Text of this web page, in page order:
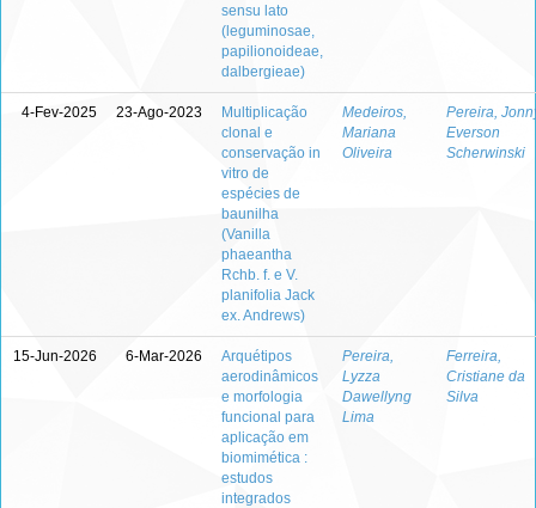
sensu lato
(leguminosae,
papilionoideae,
dalbergieae)
4-Fev-2025 23-Ago-2023
Multiplicação
clonal e
conservação in
vitro de
espécies de
baunilha
(Vanilla
phaeantha
Rchb. f. e V.
planifolia Jack
ex. Andrews)
Medeiros,
Mariana
Oliveira
Pereira,
Everson
Scherwinski
15-Jun-2026 6-Mar-2026
Arquétipos
aerodinâmicos
e morfologia
funcional para
aplicação em
biomimética :
estudos
integrados
Pereira,
Lyzza
Dawellyng
Lima
Ferreira,
Cristiane da
Silva